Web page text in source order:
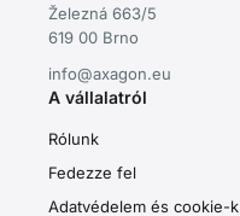
Železná 663/5
619 00 Brno
info@axagon.eu
A vállalatról
Rólunk
Fedezze fel
Adatvédelem és cookie-k